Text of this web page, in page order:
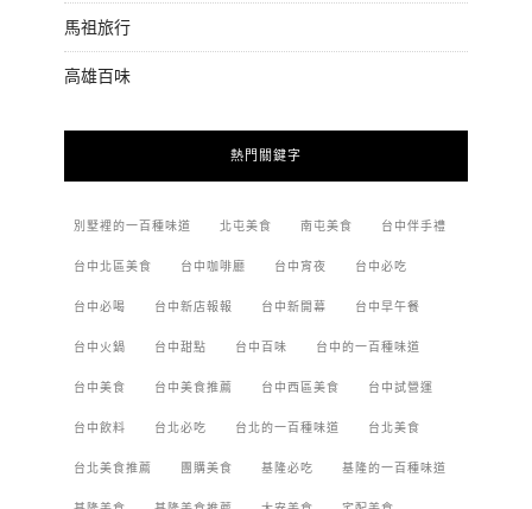
馬祖旅行
高雄百味
熱門關鍵字
別墅裡的一百種味道 北屯美食 南屯美食 台中伴手禮
台中北區美食 台中咖啡廳 台中宵夜 台中必吃
台中必喝 台中新店報報 台中新開幕 台中早午餐
台中火鍋 台中甜點 台中百味 台中的一百種味道
台中美食 台中美食推薦 台中西區美食 台中試營運
台中飲料 台北必吃 台北的一百種味道 台北美食
台北美食推薦 團購美食 基隆必吃 基隆的一百種味道